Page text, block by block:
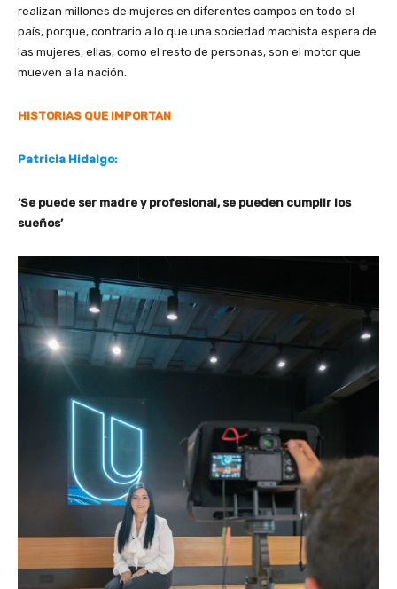
realizan millones de mujeres en diferentes campos en todo el
país, porque, contrario a lo que una sociedad machista espera de
las mujeres, ellas, como el resto de personas, son el motor que
mueven a la nación.
HISTORIAS QUE IMPORTAN
Patricia Hidalgo:
‘Se puede ser madre y profesional, se pueden cumplir los
sueños’